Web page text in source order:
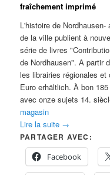
fraîchement imprimé
L'histoire de
de la ville publient à
série de livres
de Nordhausen". A partir
les librairies régionales
Euro erhältlich. À bon
avec onze sujets 14.
magasin
Lire la suite →
PARTAGER AVEC:
Facebook